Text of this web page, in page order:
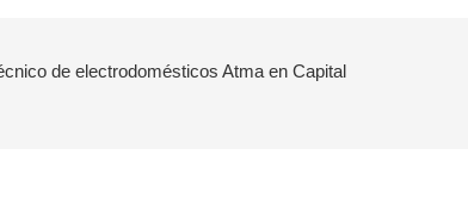
de electrodomésticos Atma en Capital